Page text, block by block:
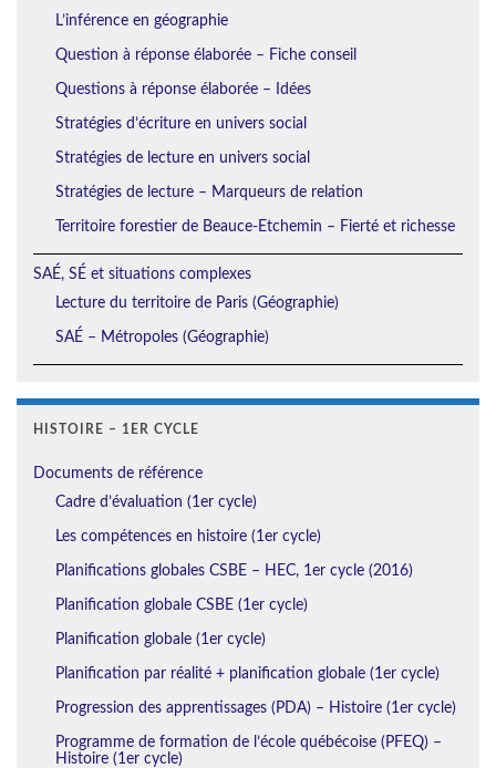
L’inférence en géographie
Question à réponse élaborée – Fiche conseil
Questions à réponse élaborée – Idées
Stratégies d’écriture en univers social
Stratégies de lecture en univers social
Stratégies de lecture – Marqueurs de relation
Territoire forestier de Beauce-Etchemin – Fierté et richesse
SAÉ, SÉ et situations complexes
Lecture du territoire de Paris (Géographie)
SAÉ – Métropoles (Géographie)
HISTOIRE – 1ER CYCLE
Documents de référence
Cadre d’évaluation (1er cycle)
Les compétences en histoire (1er cycle)
Planifications globales CSBE – HEC, 1er cycle (2016)
Planification globale CSBE (1er cycle)
Planification globale (1er cycle)
Planification par réalité + planification globale (1er cycle)
Progression des apprentissages (PDA) – Histoire (1er cycle)
Programme de formation de l’école québécoise (PFEQ) –
Histoire (1er cycle)